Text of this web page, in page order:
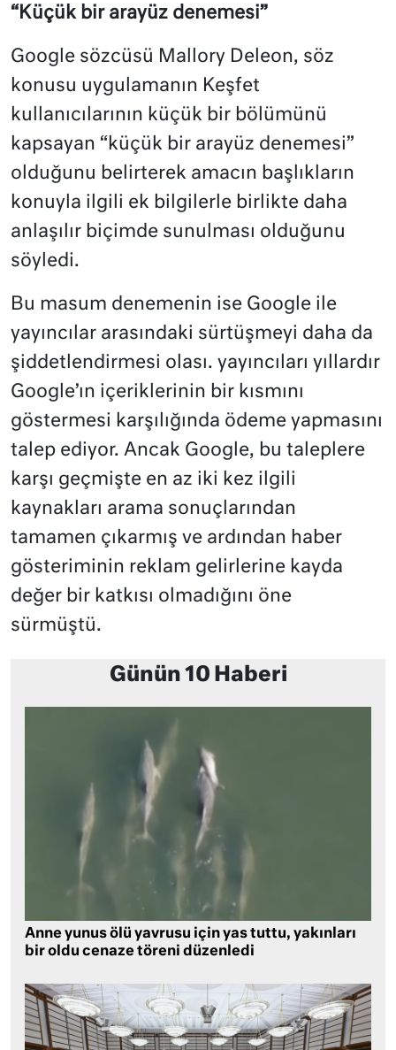
“Küçük bir arayüz denemesi”
Google sözcüsü Mallory Deleon, söz
konusu uygulamanın Keşfet
kullanıcılarının küçük bir bölümünü
kapsayan “küçük bir arayüz denemesi”
olduğunu belirterek amacın başlıkların
konuyla ilgili ek bilgilerle birlikte daha
anlaşılır biçimde sunulması olduğunu
söyledi.
Bu masum denemenin ise Google ile
yayıncılar arasındaki sürtüşmeyi daha da
şiddetlendirmesi olası. yayıncıları yıllardır
Google’ın içeriklerinin bir kısmını
göstermesi karşılığında ödeme yapmasını
talep ediyor. Ancak Google, bu taleplere
karşı geçmişte en az iki kez ilgili
kaynakları arama sonuçlarından
tamamen çıkarmış ve ardından haber
gösteriminin reklam gelirlerine kayda
değer bir katkısı olmadığını öne
sürmüştü.
Günün 10 Haberi
Anne yunus ölü yavrusu için yas tuttu, yakınları
bir oldu cenaze töreni düzenledi